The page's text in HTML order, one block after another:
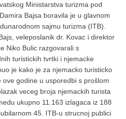
Ministarstva turizma pod
Bajsa boravila je u glavnom
sajmu turizma (ITB).
veleposlanik dr. Kovac i direktor
Niko Bulic razgovarali s
turistickih tvrtki i njemacke
je kako je za njemacko turisticko
godine u usporedbi s prošlom
veceg broja njemackih turista
ukupno 11.163 izlagaca iz 188
45. ITB-u strucnoj publici